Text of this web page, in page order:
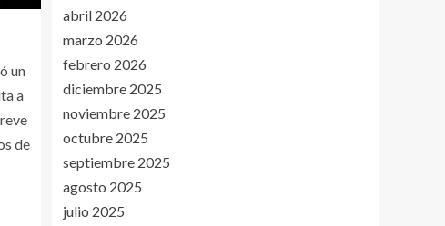
un
a
de
abril 2026
marzo 2026
febrero 2026
diciembre 2025
noviembre 2025
octubre 2025
septiembre 2025
agosto 2025
julio 2025